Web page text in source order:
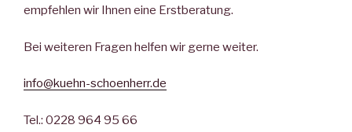
empfehlen wir Ihnen eine Erstberatung.
Bei weiteren Fragen helfen wir gerne weiter.
info@kuehn-schoenherr.de
Tel.: 0228 964 95 66